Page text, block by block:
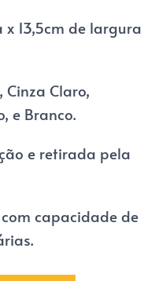
x 13,5cm de largura
Cinza Claro,
e Branco.
e retirada pela
capacidade de